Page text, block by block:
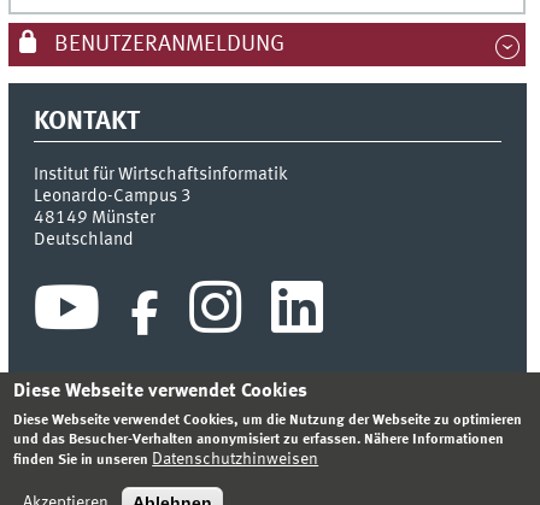
BENUTZERANMELDUNG
KONTAKT
Institut für Wirtschaftsinformatik
Leonardo-Campus 3
48149 Münster
Deutschland
INDEX SITEMAP KONTAKT ANMELDEN
IMPRESSUM
DATENSCHUTZHINWEIS
© 2026 INSTITUT FÜR WIRTSCHAFTSINFORMATIK
Diese Webseite verwendet Cookies
Diese Webseite verwendet Cookies, um die Nutzung der Webseite zu optimieren
und das Besucher-Verhalten anonymisiert zu erfassen. Nähere Informationen
finden Sie in unseren Datenschutzhinweisen